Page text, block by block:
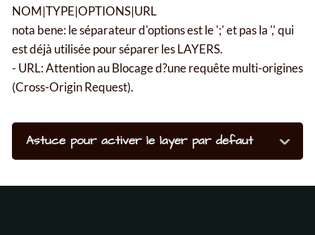
NOM|TYPE|OPTIONS|URL
nota bene: le séparateur d'options est le ';' et pas la ',' qui
est déjà utilisée pour séparer les LAYERS.
- URL: Attention au Blocage d?une requête multi-origines
(Cross-Origin Request).
Astuce pour activer le layer par defaut